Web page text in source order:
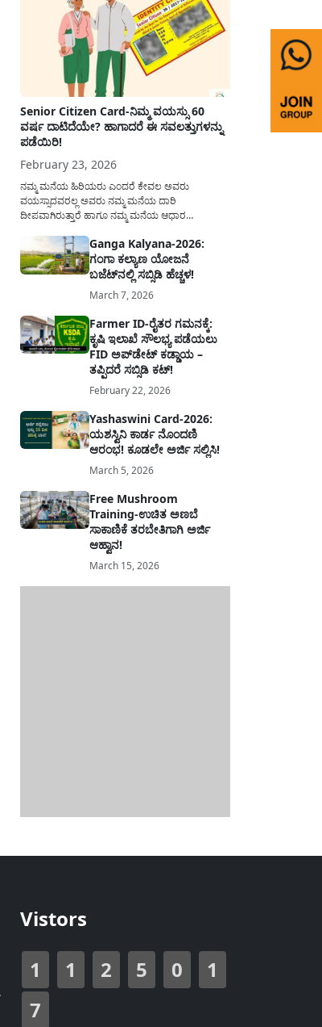
Senior Citizen Card-ನಿಮ್ಮ ವಯಸ್ಸು 60
ವರ್ಷ ದಾಟಿದೆಯೇ? ಹಾಗಾದರೆ ಈ ಸವಲತ್ತುಗಳನ್ನು
ಪಡೆಯಿರಿ!
February 23, 2026
ನಮ್ಮ ಮನೆಯ ಹಿರಿಯರು ಎಂದರೆ ಕೇವಲ ಅವರು
ವಯಸ್ಸಾದವರಲ್ಲ ಅವರು ನಮ್ಮ ಮನೆಯ ದಾರಿ
ದೀಪವಾಗಿರುತ್ತಾರೆ ಹಾಗೂ ನಮ್ಮ ಮನೆಯ ಆಧಾರ
ಸಮಾಜಕ್ಕಾಗಿ ದುಡಿತಿರುತ್ತಾರೆ ಹಾಗೆಯೇ ಅವರು ತಮ್ಮ 60
ವರ್ಷಗಳ ನಂತರದ ಜೀವನವನ್ನು ನೆಮ್ಮದಿಯಿಂದ
ಕಳೆಯಬೇಕೆಂಬುದು ಪ್ರತಿಯೊಬ್ಬರ ಕನಸಾಗಿರುತ್ತದೆ ಆದ್ದರಿಂದ
ಸರ್ಕಾರವು ಹಿರಿಯ ನಾಗರಿಕರ ಗುರುತಿನ ಚೀಟಿ...
Ganga Kalyana-2026:
ಗಂಗಾ ಕಲ್ಯಾಣ ಯೋಜನೆ
ಬಜೆಟ್‌ನಲ್ಲಿ ಸಬ್ಸಿಡಿ ಹೆಚ್ಚಳ!
March 7, 2026
Farmer ID-ರೈತರ ಗಮನಕ್ಕೆ:
ಕೃಷಿ ಇಲಾಖೆ ಸೌಲಭ್ಯ ಪಡೆಯಲು
FID ಅಪ್‌ಡೇಟ್ ಕಡ್ಡಾಯ –
ತಪ್ಪಿದರೆ ಸಬ್ಸಿಡಿ ಕಟ್!
February 22, 2026
Yashaswini Card-2026:
ಯಶಸ್ವಿನಿ ಕಾರ್ಡ ನೊಂದಣಿ
ಆರಂಭ! ಕೂಡಲೇ ಅರ್ಜಿ ಸಲ್ಲಿಸಿ!
March 5, 2026
Free Mushroom
Training-ಉಚಿತ ಅಣಬೆ
ಸಾಕಾಣಿಕೆ ತರಬೇತಿಗಾಗಿ ಅರ್ಜಿ
ಆಹ್ವಾನ!
March 15, 2026
Vistors
1
1 2 5 0
1
7